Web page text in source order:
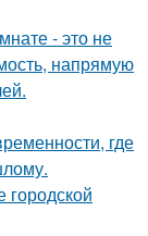
- это не
напрямую
где
городской